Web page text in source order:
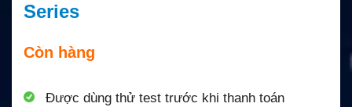
Series
Còn hàng
Được dùng thử test trước khi thanh toán